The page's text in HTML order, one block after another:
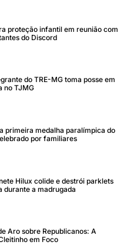
proteção infantil em reunião com
do Discord
do TRE-MG toma posse em
no TJMG
primeira medalha paralímpica do
por familiares
Hilux colide e destrói parklets
durante a madrugada
Aro sobre Republicanos: A
em Foco